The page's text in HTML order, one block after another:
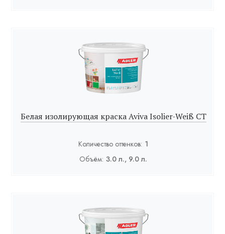
Белая изолирующая краска Aviva Isolier-Weiß СТ
Количество оттенков: 1
Объём: 3.0 л., 9.0 л.